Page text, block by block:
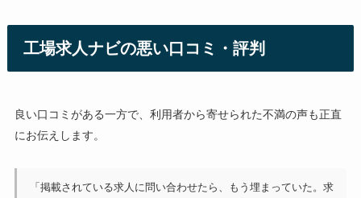
工場求人ナビの悪い口コミ・評判
良い口コミがある一方で、利用者から寄せられた不満の声も正直
にお伝えします。
「掲載されている求人に問い合わせたら、もう埋まっていた。求